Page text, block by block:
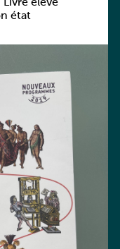
élève
état